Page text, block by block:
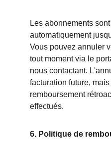
Les abonnements
automatiquement
Vous pouvez annuler
tout moment via le
nous contactant.
facturation future,
remboursement
effectués.
6. Politique de